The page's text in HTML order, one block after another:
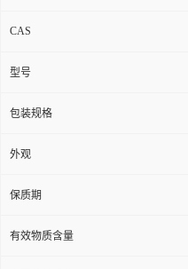
CAS
型号
包装规格
外观
保质期
有效物质含量